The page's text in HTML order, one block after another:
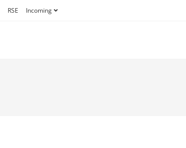
RSE Incoming